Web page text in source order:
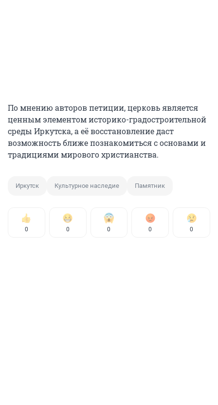
По мнению авторов петиции, церковь является
ценным элементом историко-градостроительной
среды Иркутска, а её восстановление даст
возможность ближе познакомиться с основами и
традициями мирового христианства.
Иркутск Культурное наследие Памятник
0 0 0 0 0